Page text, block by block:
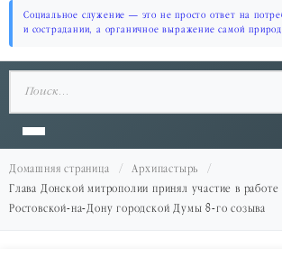
Социальное служение — это не просто ответ на
и сострадании, а органичное выражение самой
Домашняя страница
Архипастырь
Глава Донской митрополии принял участие в работе
Ростовской-на-Дону городской Думы 8-го созыва